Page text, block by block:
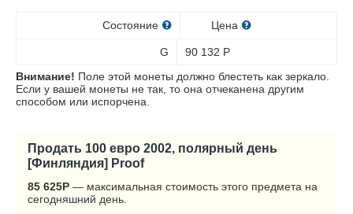
Состояние Цена
G 90 132 Р
Внимание! Поле этой монеты должно блестеть как зеркало.
Если у вашей монеты не так, то она отчеканена другим
способом или испорчена.
Продать 100 евро 2002, полярный день
[Финляндия] Proof
85 625Р — максимальная стоимость этого предмета на
сегодняшний день.